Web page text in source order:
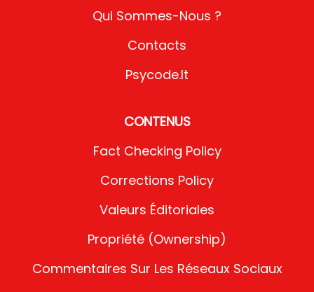
Qui Sommes-Nous ?
Contacts
Psycode.it
CONTENUS
Fact Checking Policy
Corrections Policy
Valeurs Éditoriales
Propriété (Ownership)
Commentaires Sur Les Réseaux Sociaux